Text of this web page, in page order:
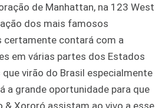
de Manhattan, na 123 West
dos mais famosos
certamente contará com a
em várias partes dos Estados
virão do Brasil especialmente
a grande oportunidade para que
& Xororó assistam ao vivo a esse